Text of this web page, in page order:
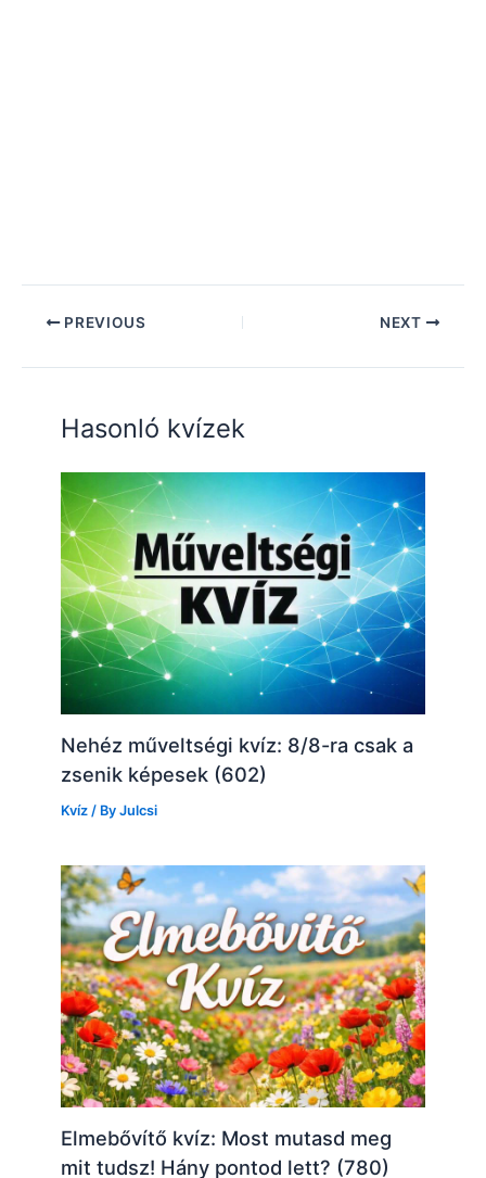
PREVIOUS NEXT
Hasonló kvízek
Nehéz műveltségi kvíz: 8/8-ra csak a
zsenik képesek (602)
Kvíz / ByJulcsi
Elmebővítő kvíz: Most mutasd meg
mit tudsz! Hány pontod lett? (780)